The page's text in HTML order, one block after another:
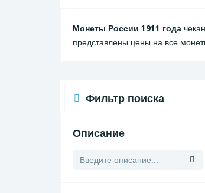
Монеты России 1911 года
представлены цены на все
Фильтр поиска
Описание